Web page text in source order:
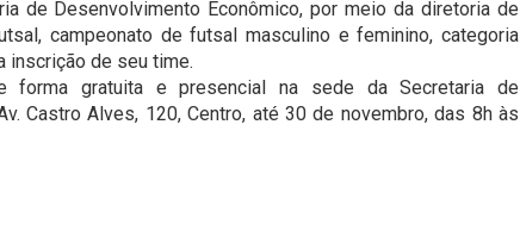
de Desenvolvimento Econômico, por meio da diretoria de
campeonato de futsal masculino e feminino, categoria
inscrição de seu time.
forma gratuita e presencial na sede da Secretaria de
Castro Alves, 120, Centro, até 30 de novembro, das 8h às